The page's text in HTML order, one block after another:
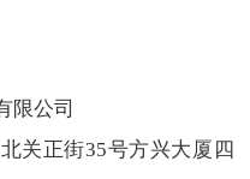
限公司
关正街35号方兴大厦四